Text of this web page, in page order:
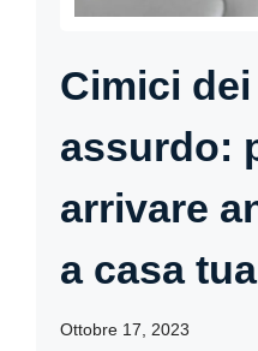
Cimici
assurdo:
arrivare
a casa tua
Ottobre 17, 2023